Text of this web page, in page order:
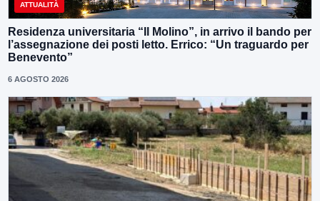
ATTUALITÀ
Residenza universitaria “Il Molino”, in arrivo il bando per
l’assegnazione dei posti letto. Errico: “Un traguardo per
Benevento”
6 AGOSTO 2026